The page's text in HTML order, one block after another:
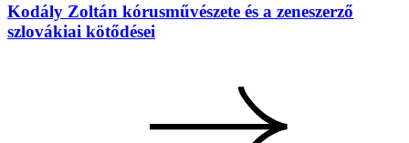
Kodály Zoltán kórusművészete és a zeneszerző
szlovákiai kötődései